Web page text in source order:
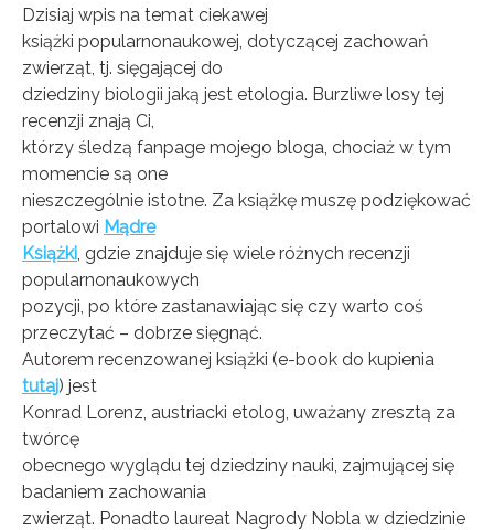
Dzisiaj wpis na temat ciekawej
książki popularnonaukowej, dotyczącej zachowań
zwierząt, tj. sięgającej do
dziedziny biologii jaką jest etologia. Burzliwe losy tej
recenzji znają Ci,
którzy śledzą fanpage mojego bloga, chociaż w tym
momencie są one
nieszczególnie istotne. Za książkę muszę podziękować
portalowi Mądre
Książki, gdzie znajduje się wiele różnych recenzji
popularnonaukowych
pozycji, po które zastanawiając się czy warto coś
przeczytać – dobrze sięgnąć.
Autorem recenzowanej książki (e-book do kupienia
tutaj) jest
Konrad Lorenz, austriacki etolog, uważany zresztą za
twórcę
obecnego wyglądu tej dziedziny nauki, zajmującej się
badaniem zachowania
zwierząt. Ponadto laureat Nagrody Nobla w dziedzinie